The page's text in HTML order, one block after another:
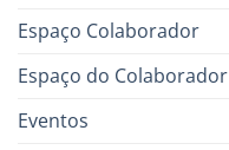
Espaço Colaborador
Espaço do Colaborador
Eventos